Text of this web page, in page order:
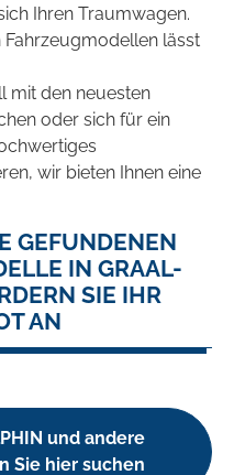
Ihren Traumwagen.
lässt
mit den neuesten
oder sich für ein
wir bieten Ihnen eine
GEFUNDENEN
IN GRAAL-
SIE IHR
AN
und andere
Sie hier suchen